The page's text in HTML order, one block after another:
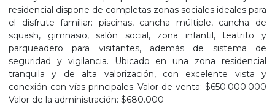
residencial dispone de completas zonas sociales ideales para
el disfrute familiar: piscinas, cancha múltiple, cancha de
squash, gimnasio, salón social, zona infantil, teatrito y
parqueadero para visitantes, además de sistema de
seguridad y vigilancia. Ubicado en una zona residencial
tranquila y de alta valorización, con excelente vista y
conexión con vías principales. Valor de venta: $650.000.000
Valor de la administración: $680.000